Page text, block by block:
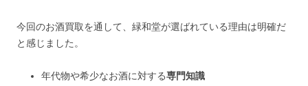
今回のお酒買取を通して、緑和堂が選ばれている理由は明確だ
と感じました。
年代物や希少なお酒に対する専門知識